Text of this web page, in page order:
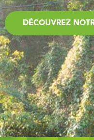
DÉCOUVREZ